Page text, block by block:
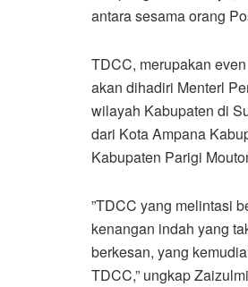
antara sesama orang
TDCC, merupakan
akan dihadiri Menterl
wilayah Kabupaten di
dari Kota Ampana
Kabupaten Parigi
”TDCC yang melintasi
kenangan indah yang
berkesan, yang
TDCC,” ungkap